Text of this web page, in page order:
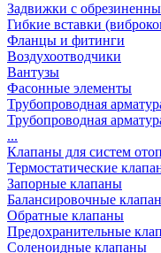
Задвижки с
Гибкие вставки
Фланцы и фитинги
Воздухоотводчики
Вантузы
Фасонные элементы
Трубопроводная
Трубопроводная
...
Клапаны для систем
Термостатические
Запорные клапаны
Балансировочные
Обратные клапаны
Предохранительные
Соленоидные клапаны